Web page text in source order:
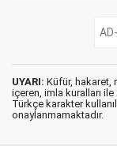
UYARI: Küfür, hakaret,
içeren, imla kuralları ile
Türkçe karakter
onaylanmamaktadır.